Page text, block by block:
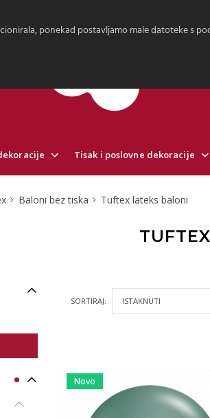
Tisak i poslovne dekoracije
Baloni bez tiska Tuftex lateks baloni
SORTIRAJ:
Novo
ponekad postavljamo male datoteke s